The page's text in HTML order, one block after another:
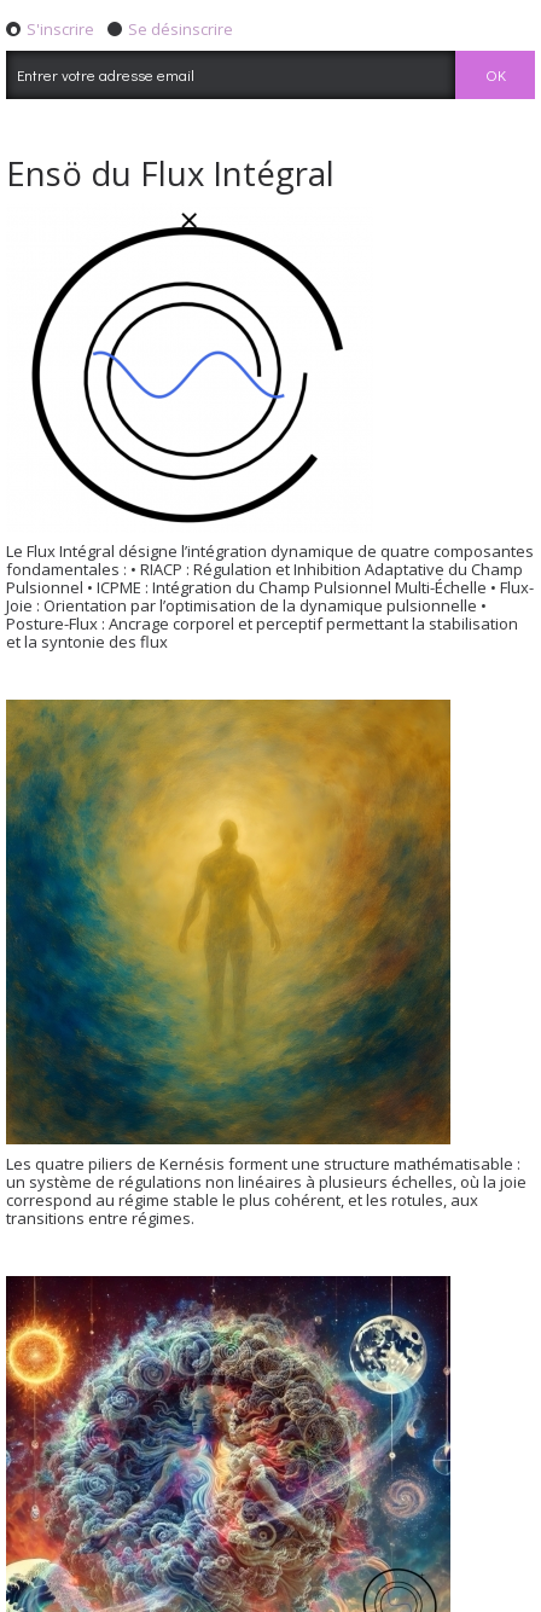
S'inscrire Se désinscrire
Ensö du Flux Intégral
Le Flux Intégral désigne l’intégration dynamique de quatre composantes
fondamentales : • RIACP : Régulation et Inhibition Adaptative du Champ
Pulsionnel • ICPME : Intégration du Champ Pulsionnel Multi-Échelle • Flux-
Joie : Orientation par l’optimisation de la dynamique pulsionnelle •
Posture-Flux : Ancrage corporel et perceptif permettant la stabilisation
et la syntonie des flux
Les quatre piliers de Kernésis forment une structure mathématisable :
un système de régulations non linéaires à plusieurs échelles, où la joie
correspond au régime stable le plus cohérent, et les rotules, aux
transitions entre régimes.